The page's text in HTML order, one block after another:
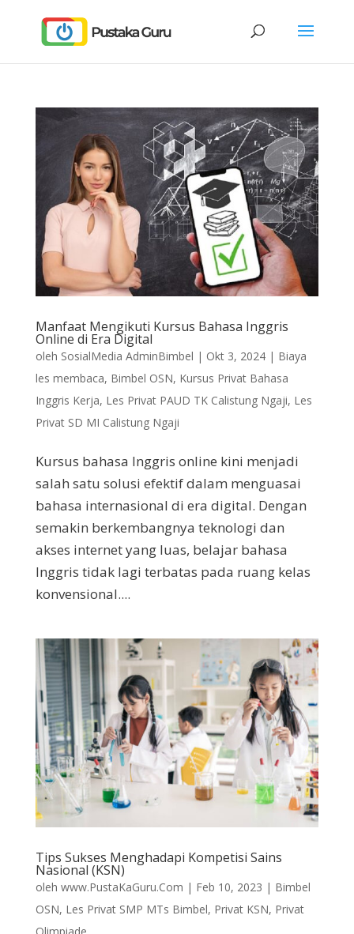
Manfaat Mengikuti Kursus Bahasa Inggris
Online di Era Digital
oleh SosialMedia AdminBimbel | Okt 3, 2024| Biaya
les membaca, Bimbel OSN, Kursus Privat Bahasa
Inggris Kerja, Les Privat PAUD TK Calistung Ngaji, Les
Privat SD MI Calistung Ngaji
Kursus bahasa Inggris online kini menjadi
salah satu solusi efektif dalam menguasai
bahasa internasional di era digital. Dengan
semakin berkembangnya teknologi dan
akses internet yang luas, belajar bahasa
Inggris tidak lagi terbatas pada ruang kelas
konvensional....
Tips Sukses Menghadapi Kompetisi Sains
Nasional (KSN)
oleh www.PustaKaGuru.Com | Feb 10, 2023 | Bimbel
OSN, Les Privat SMP MTs Bimbel, Privat KSN, Privat